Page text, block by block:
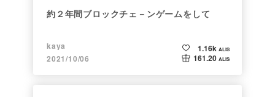
約２年間ブロックチェ－ンゲームをして
kaya
2021/10/06
1.16k ALIS
161.20 ALIS